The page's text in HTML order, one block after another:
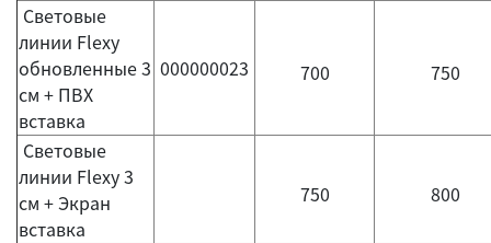
Световые
линии Flexy
обновленные 3
см + ПВХ
вставка
000000023 700 750
Световые
линии Flexy 3
см + Экран
вставка
750 800